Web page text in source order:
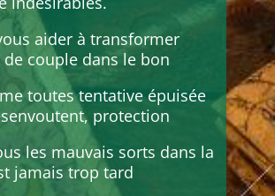
aider à transformer
couple dans le bon
toutes tentative épuisée
protection
les mauvais sorts dans la
jamais trop tard